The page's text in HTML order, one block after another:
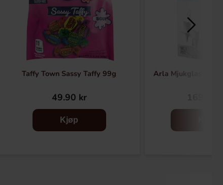
Taffy Town Sassy Taffy 99g
49.90 kr
Kjøp
Arla Mjukglassmix